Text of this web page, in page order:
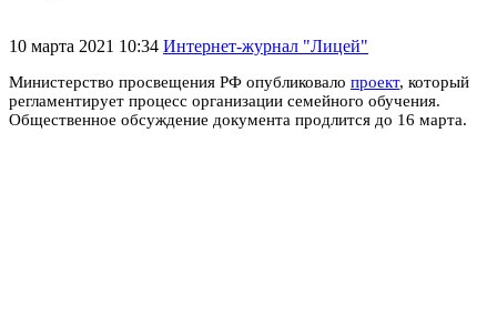
10 марта 2021 10:34 Интернет-журнал "Лицей"
Министерство просвещения РФ опубликовало проект, который
регламентирует процесс организации семейного обучения.
Общественное обсуждение документа продлится до 16 марта.